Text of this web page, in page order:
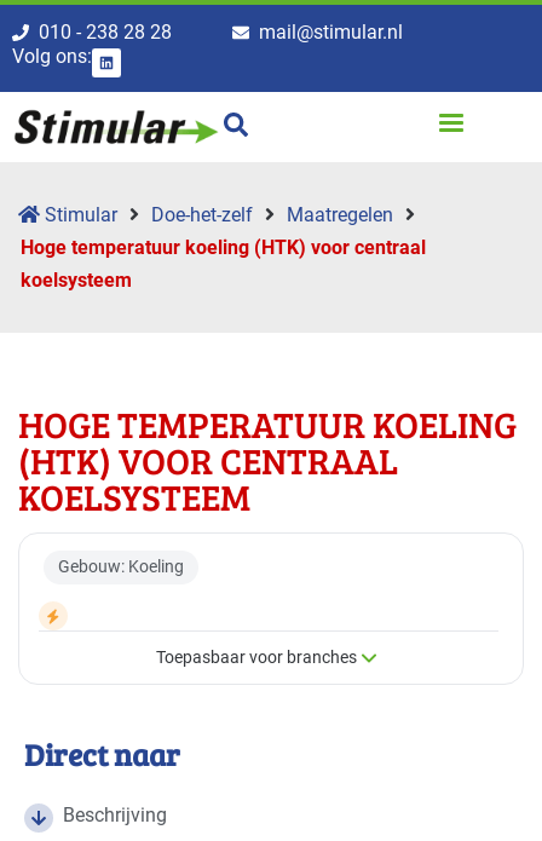
010 - 238 28 28
mail@stimular.nl
Volg ons:
Stimular Doe-het-zelf
Maatregelen
Hoge temperatuur koeling (HTK) voor centraal
koelsysteem
HOGE TEMPERATUUR KOELING
(HTK) VOOR CENTRAAL
KOELSYSTEEM
Gebouw: Koeling
Toepasbaar voor branches
Toepasbaar voor branches
branches
Direct naar
Beschrijving